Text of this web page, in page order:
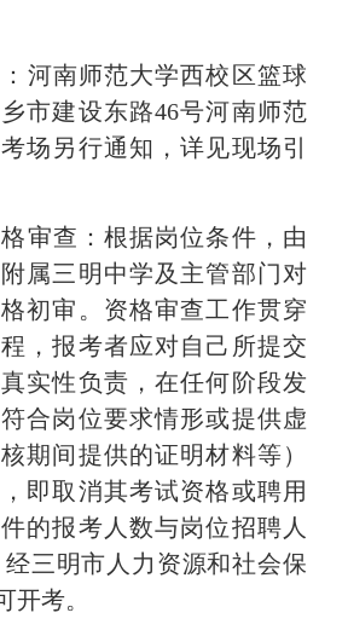
河南师范大学西校区篮球
市建设东路46号河南师范
场另行通知，详见现场引
审查： 根据岗位条件，由
属三明中学及主管部门对
初审。资格审查工作贯穿
，报考者应对自己所提交
实性负责，在任何阶段发
合岗位要求情形或提供虚
期间提供的证明材料等）
即取消其考试资格或聘用
的报考人数与岗位招聘人
经三明市人力资源和社会保
开考。